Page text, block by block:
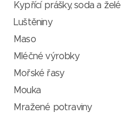
Kypřící prášky, soda a želé
Luštěniny
Maso
Mléčné výrobky
Mořské řasy
Mouka
Mražené potraviny